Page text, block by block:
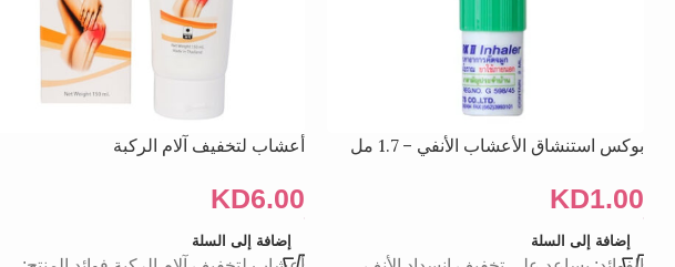
بوكس استنشاق الأعشاب الأنفي – 1.7 مل
KD1.00
إضافة إلى السلة
أعشاب لتخفيف آلام الركبة
KD6.00
إضافة إلى السلة